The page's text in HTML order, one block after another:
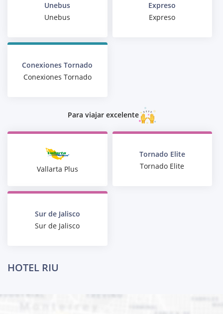
Unebus
Unebus
Expreso
Expreso
Conexiones Tornado
Conexiones Tornado
Para viajar excelente
Vallarta Plus
Tornado Elite
Tornado Elite
Sur de Jalisco
Sur de Jalisco
HOTEL RIU